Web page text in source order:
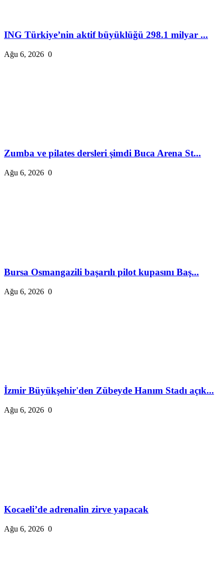
ING Türkiye’nin aktif büyüklüğü 298.1 milyar ...
Ağu 6, 2026 0
Zumba ve pilates dersleri şimdi Buca Arena St...
Ağu 6, 2026 0
Bursa Osmangazili başarılı pilot kupasını Baş...
Ağu 6, 2026 0
İzmir Büyükşehir'den Zübeyde Hanım Stadı açık...
Ağu 6, 2026 0
Kocaeli’de adrenalin zirve yapacak
Ağu 6, 2026 0